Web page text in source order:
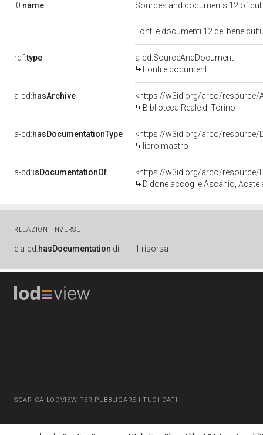
l0:name Sources and documents 12 of
Fonti e documenti 12 del bene
rdf:type
a-cd:SourceAndDocument
Fonti e documenti
a-cd:hasArchive
<https://w3id.org/arco/resource/
Biblioteca Reale di Torino
a-cd:hasDocumentationType
<https://w3id.org/arco/resource/
libro mastro
a-cd:isDocumentationOf
<https://w3id.org/arco/resource/
Didone accoglie Ascanio, Acate e altri esuli troiani che recano doni
RELAZIONI INVERSE
è a-cd:hasDocumentation di 1 risorsa
SCARICA LODVIEW PER PUBBLICARE I TUOI DATI